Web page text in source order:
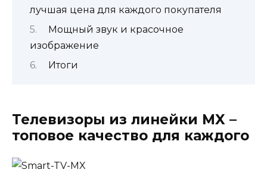
лучшая цена для каждого покупателя
Мощный звук и красочное
изображение
Итоги
Телевизоры из линейки MX –
топовое качество для каждого